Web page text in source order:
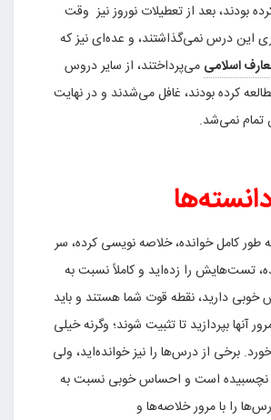
بودند، بعد از تعطیلات نوروز نیز وقت
این درس نمی‌گذاشتند، و عده‌ای نیز که
اسلامی می‌پرداختند، از سایر دروس
کرده بودند‌، غافل می‌شدند و در نهایت
تمام نمی‌شد.
طور کامل خوانده‌، خلاصه نویسی کرده‌، سر
تست‌هایش را زده‌اید و کاملاً نسبت به
دارید، نقطه قوت شما هستند و باید
آنها بپردازید تا تثبیت شوند؛ وگرنه خیلی
برخی از درس‌ها را نیز خوانده‌اید، ولی
نچسبیده است و احساس خوبی نسبت به
را با مرور خلاصه‌ها و